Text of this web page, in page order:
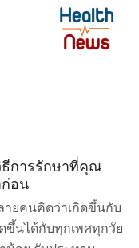
ธีการรักษาที่คุณ
ก่อน
ยคนคิดว่าเกิดขึ้นกับ
ขึ้นได้กับทุกเพศทุกวัย